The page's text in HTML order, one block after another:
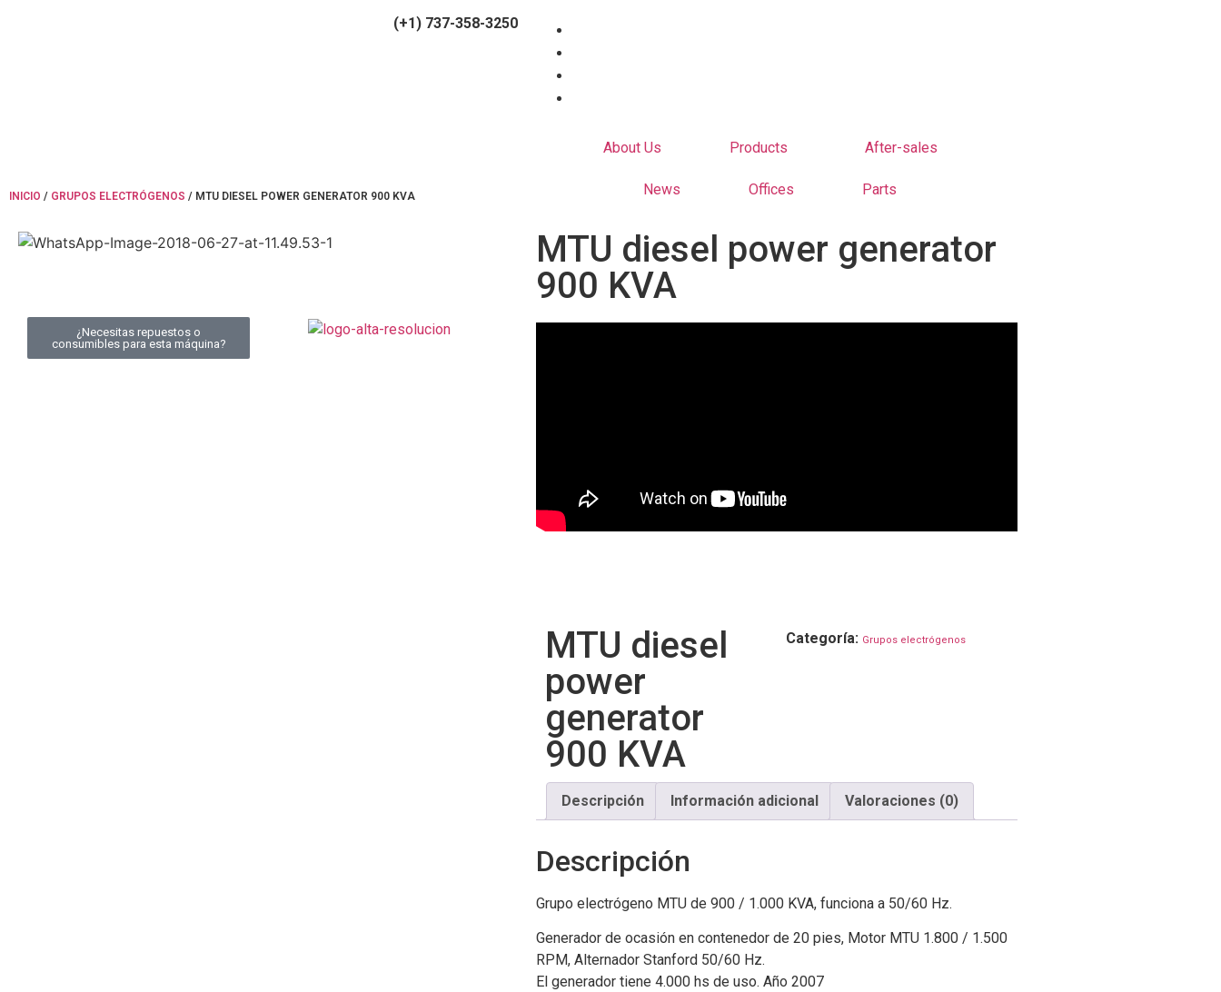
(+1) 737-358-3250
About Us Products After-sales
News Offices Parts
INICIO / GRUPOS ELECTRÓGENOS / MTU DIESEL POWER GENERATOR 900 KVA
¿Necesitas repuestos o
consumibles para esta máquina?
MTU diesel power generator
900 KVA
MTU diesel
power
generator
900 KVA
Categoría: Grupos electrógenos
Descripción Información adicional Valoraciones (0)
Descripción
Grupo electrógeno MTU de 900 / 1.000 KVA, funciona a 50/60 Hz.
Generador de ocasión en contenedor de 20 pies, Motor MTU 1.800 / 1.500
RPM, Alternador Stanford 50/60 Hz.
El generador tiene 4.000 hs de uso. Año 2007